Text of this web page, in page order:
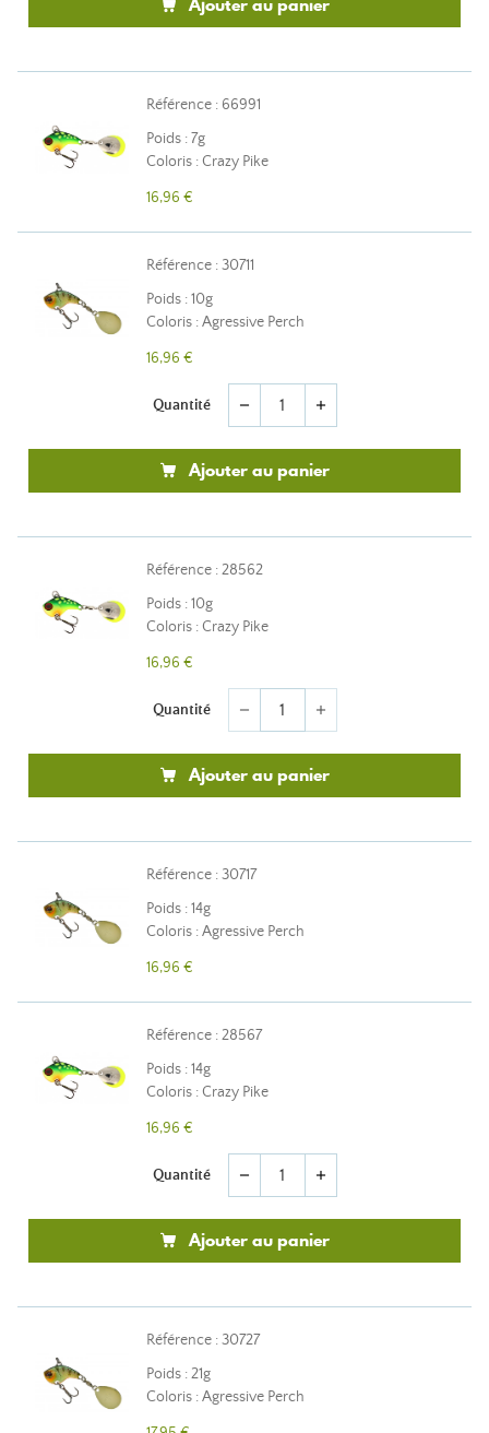
Référence : 66991
Poids : 7g
Coloris : Crazy Pike
16,96 €
Référence : 30711
Poids : 10g
Coloris : Agressive Perch
16,96 €
Quantité remove add
Ajouter au panier
Référence : 28562
Poids : 10g
Coloris : Crazy Pike
16,96 €
Quantité remove add
Ajouter au panier
Référence : 30717
Poids : 14g
Coloris : Agressive Perch
16,96 €
Référence : 28567
Poids : 14g
Coloris : Crazy Pike
16,96 €
Quantité remove add
Ajouter au panier
Référence : 30727
Poids : 21g
Coloris : Agressive Perch